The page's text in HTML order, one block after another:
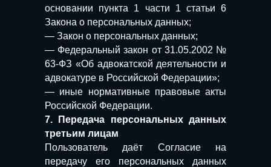
основании пункта 1 части 1 статьи 6
Закона о персональных данных;
— Закон о персональных данных;
— Федеральный закон от 31.05.2002 №
63-ФЗ «Об адвокатской деятельности и
адвокатуре в Российской Федерации»;
— иные нормативные правовые акты
Российской Федерации.
7. Передача персональных данных
третьим лицам
Пользователь даёт Согласие на
передачу его персональных данных